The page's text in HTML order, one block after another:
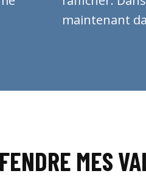
maintenant
MES